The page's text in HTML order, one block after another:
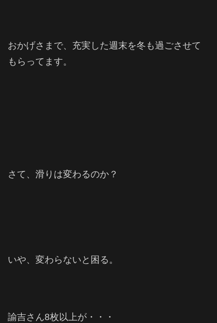
おかげさまで、充実した週末を冬も過ごさせて
もらってます。
さて、滑りは変わるのか？
いや、変わらないと困る。
諭吉さん8枚以上が・・・